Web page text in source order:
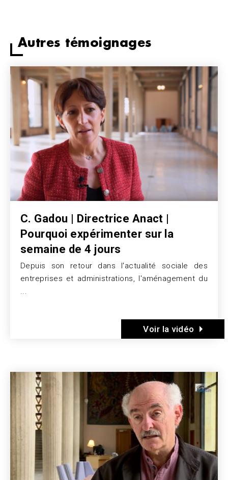
Autres témoignages
Image
C. Gadou | Directrice Anact |
Pourquoi expérimenter sur la
semaine de 4 jours
Texte
Depuis son retour dans l'actualité sociale des
entreprises et administrations, l'aménagement du
...
Voir la vidéo
Image